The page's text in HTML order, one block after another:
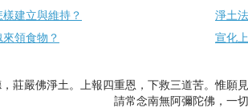
建立與維持？
淨土
領食物？
宣化
莊嚴佛淨土。上報四重恩，下救三道苦。惟願
請常念南無阿彌陀佛，一